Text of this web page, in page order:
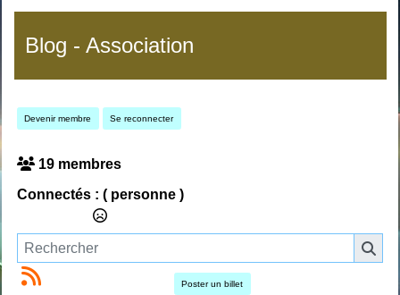
Blog - Association
Devenir membre Se reconnecter
19 membres
Connectés : ( personne )
Poster un billet